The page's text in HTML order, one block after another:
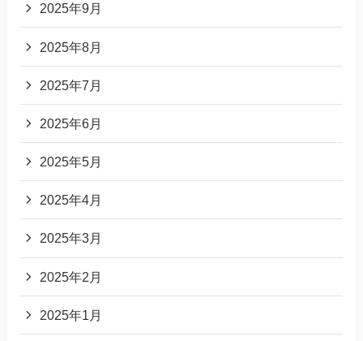
2025年9月
2025年8月
2025年7月
2025年6月
2025年5月
2025年4月
2025年3月
2025年2月
2025年1月